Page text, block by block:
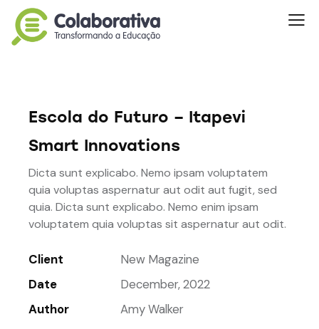
Escola do Futuro – Itapevi
Smart Innovations
Dicta sunt explicabo. Nemo ipsam voluptatem
quia voluptas aspernatur aut odit aut fugit, sed
quia. Dicta sunt explicabo. Nemo enim ipsam
voluptatem quia voluptas sit aspernatur aut odit.
Client
New Magazine
Date
December, 2022
Author
Amy Walker